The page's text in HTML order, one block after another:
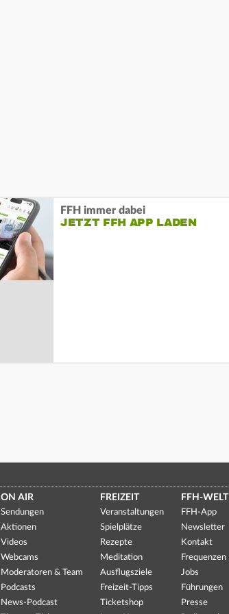
FFH immer dabei
JETZT FFH APP LADEN
ON AIR
Sendungen
Aktionen
Videos
Webcams
Moderatoren & Team
Podcasts
News-Podcast
FREIZEIT
Veranstaltungen
Spielplätze
Rezepte
Meditation
Ausflugsziele
Freizeit-Tipps
Ticketshop
FFH-WELT
FFH-App
Newsletter
Kontakt
Frequenzen
Jobs
Führungen
Presse